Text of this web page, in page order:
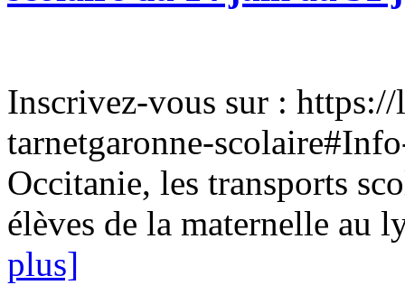
Inscrivez-vous sur :
tarnetgaronne-
Occitanie, les transports
élèves de la maternelle au
plus]